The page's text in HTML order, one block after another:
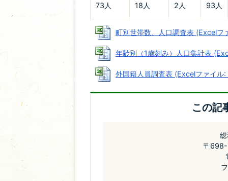
73人 18人 2人 93人
町別世帯数、人口調査表 (Excelフ
年齢別（1歳刻み）人口集計表
外国籍人員調査表 (Excelファイル:
この記
〒698-